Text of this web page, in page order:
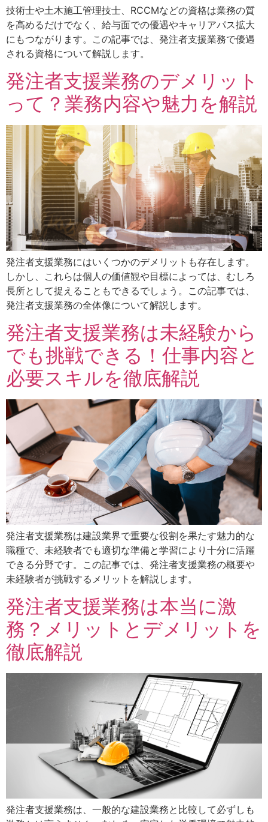
技術士や土木施工管理技士、RCCMなどの資格は業務の質
を高めるだけでなく、給与面での優遇やキャリアパス拡大
にもつながります。この記事では、発注者支援業務で優遇
される資格について解説します。
発注者支援業務のデメリット
って？業務内容や魅力を解説
発注者支援業務にはいくつかのデメリットも存在します。
しかし、これらは個人の価値観や目標によっては、むしろ
長所として捉えることもできるでしょう。この記事では、
発注者支援業務の全体像について解説します。
発注者支援業務は未経験から
でも挑戦できる！仕事内容と
必要スキルを徹底解説
発注者支援業務は建設業界で重要な役割を果たす魅力的な
職種で、未経験者でも適切な準備と学習により十分に活躍
できる分野です。この記事では、発注者支援業務の概要や
未経験者が挑戦するメリットを解説します。
発注者支援業務は本当に激
務？メリットとデメリットを
徹底解説
発注者支援業務は、一般的な建設業務と比較して必ずしも